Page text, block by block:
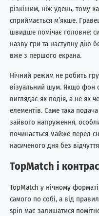
різкішим, ніж удень, тому
сприймається м’якше.
швидше помічає головне:
назву гри та наступну дію
вже з першого екрана.
Нічний режим не робить
візуальний шум. Якщо фон
виглядає як подія, а не як
елементів. Саме така
зайвого напруження,
починається майже перед
насиченого дня без
TopMatch і
TopMatch у нічному
самого по собі, а від
spin має залишатися